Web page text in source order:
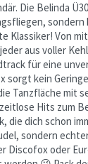
Die Belinda
sondern
Klassiker! Von
aus voller
für eine
sorgt kein
Tanzfläche mit
Hits zum
die dich schon
sondern
Discofox oder